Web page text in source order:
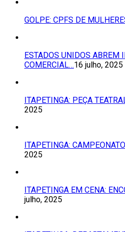
GOLPE: CPFS DE
ESTADOS UNIDOS ABREM
COMERCIAL…16 julho, 2025
ITAPETINGA: PEÇA
2025
ITAPETINGA:
2025
ITAPETINGA EM CENA:
julho, 2025